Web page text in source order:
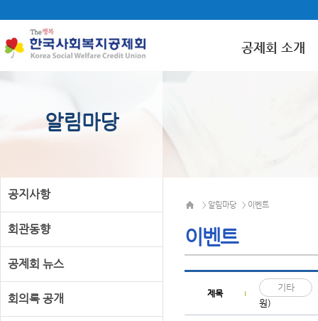
공제회 소개
알림마당
공지사항
회관동향
공제회 뉴스
회의록 공개
> 알림마당 > 이벤트
이벤트
제목
기타
원)